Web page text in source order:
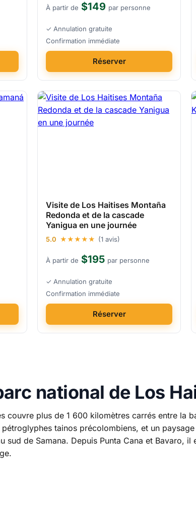
À partir de $149 par personne
✓ Annulation gratuite
Confirmation immédiate
Réserver
Visite de Los Haitises Montaña
Redonda et de la cascade
Yanigua en une journée
5.0 ★★★★★ (1 avis)
À partir de $195 par personne
✓ Annulation gratuite
Confirmation immédiate
Réserver
national de Los
couvre plus de 1 600 kilomètres carrés entre la
tainos précolombiens, et un
sud de Samana. Depuis Punta Cana et